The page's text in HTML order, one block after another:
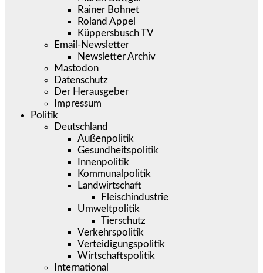
Rainer Bohnet
Roland Appel
Küppersbusch TV
Email-Newsletter
Newsletter Archiv
Mastodon
Datenschutz
Der Herausgeber
Impressum
Politik
Deutschland
Außenpolitik
Gesundheitspolitik
Innenpolitik
Kommunalpolitik
Landwirtschaft
Fleischindustrie
Umweltpolitik
Tierschutz
Verkehrspolitik
Verteidigungspolitik
Wirtschaftspolitik
International